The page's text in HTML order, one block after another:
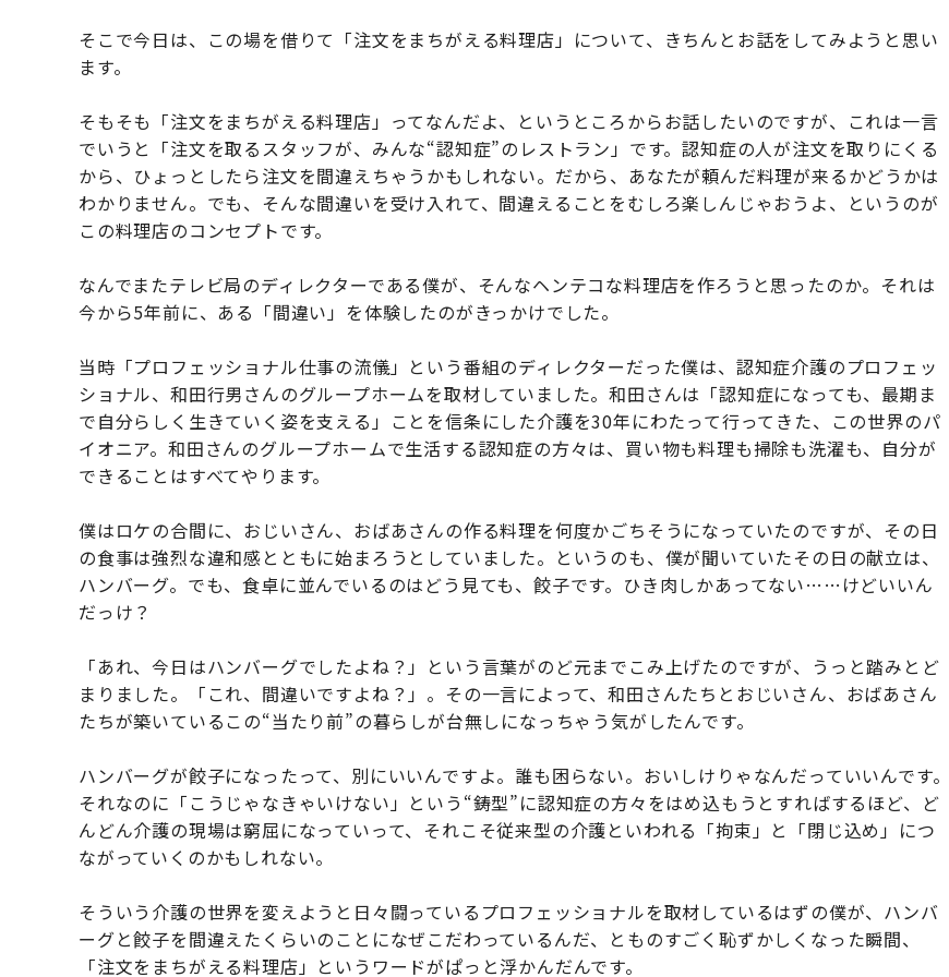
そこで今日は、この場を借りて「注文をまちがえる料理店」について、きちんとお話をしてみようと思い
ます。
そもそも「注文をまちがえる料理店」ってなんだよ、というところからお話したいのですが、これは一言
でいうと「注文を取るスタッフが、みんな“認知症”のレストラン」です。認知症の人が注文を取りにくる
から、ひょっとしたら注文を間違えちゃうかもしれない。だから、あなたが頼んだ料理が来るかどうかは
わかりません。でも、そんな間違いを受け入れて、間違えることをむしろ楽しんじゃおうよ、というのが
この料理店のコンセプトです。
なんでまたテレビ局のディレクターである僕が、そんなヘンテコな料理店を作ろうと思ったのか。それは
今から5年前に、ある「間違い」を体験したのがきっかけでした。
当時「プロフェッショナル仕事の流儀」という番組のディレクターだった僕は、認知症介護のプロフェッ
ショナル、和田行男さんのグループホームを取材していました。和田さんは「認知症になっても、最期ま
で自分らしく生きていく姿を支える」ことを信条にした介護を30年にわたって行ってきた、この世界のパ
イオニア。和田さんのグループホームで生活する認知症の方々は、買い物も料理も掃除も洗濯も、自分が
できることはすべてやります。
僕はロケの合間に、おじいさん、おばあさんの作る料理を何度かごちそうになっていたのですが、その日
の食事は強烈な違和感とともに始まろうとしていました。というのも、僕が聞いていたその日の献立は、
ハンバーグ。でも、食卓に並んでいるのはどう見ても、餃子です。ひき肉しかあってない……けどいいん
だっけ？
「あれ、今日はハンバーグでしたよね？」という言葉がのど元までこみ上げたのですが、うっと踏みとど
まりました。「これ、間違いですよね？」。その一言によって、和田さんたちとおじいさん、おばあさん
たちが築いているこの“当たり前”の暮らしが台無しになっちゃう気がしたんです。
ハンバーグが餃子になったって、別にいいんですよ。誰も困らない。おいしけりゃなんだっていいんです。
それなのに「こうじゃなきゃいけない」という“鋳型”に認知症の方々をはめ込もうとすればするほど、ど
んどん介護の現場は窮屈になっていって、それこそ従来型の介護といわれる「拘束」と「閉じ込め」につ
ながっていくのかもしれない。
そういう介護の世界を変えようと日々闘っているプロフェッショナルを取材しているはずの僕が、ハンバ
ーグと餃子を間違えたくらいのことになぜこだわっているんだ、とものすごく恥ずかしくなった瞬間、
「注文をまちがえる料理店」というワードがぱっと浮かんだんです。